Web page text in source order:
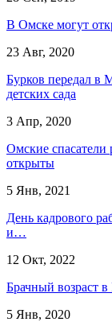
В Омске могут
23 Авг, 2020
Бурков передал в
детских сада
3 Апр, 2020
Омские спасатели
открыты
5 Янв, 2021
День кадрового
и…
12 Окт, 2022
Брачный возраст в
5 Янв, 2020